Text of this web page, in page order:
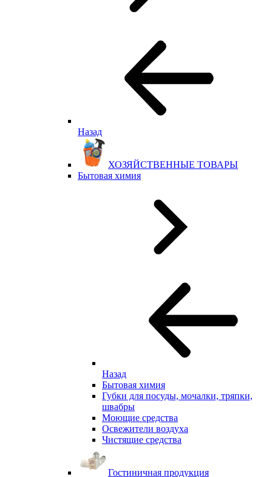
Назад
ХОЗЯЙСТВЕННЫЕ ТОВАРЫ
Бытовая химия
Назад
Бытовая химия
Губки для посуды, мочалки, тряпки,
швабры
Моющие средства
Освежители воздуха
Чистящие средства
Гостиничная продукция